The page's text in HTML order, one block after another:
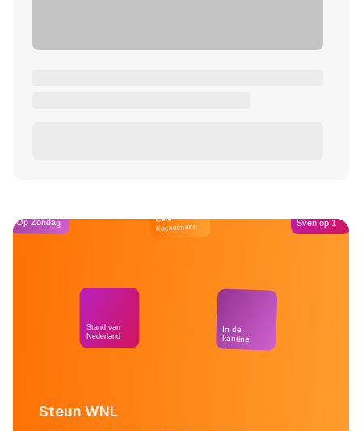
Steun WNL
Op Zondag
Stand van
Nederland
Café
Kockelmann
In de
kantine
Sven op 1